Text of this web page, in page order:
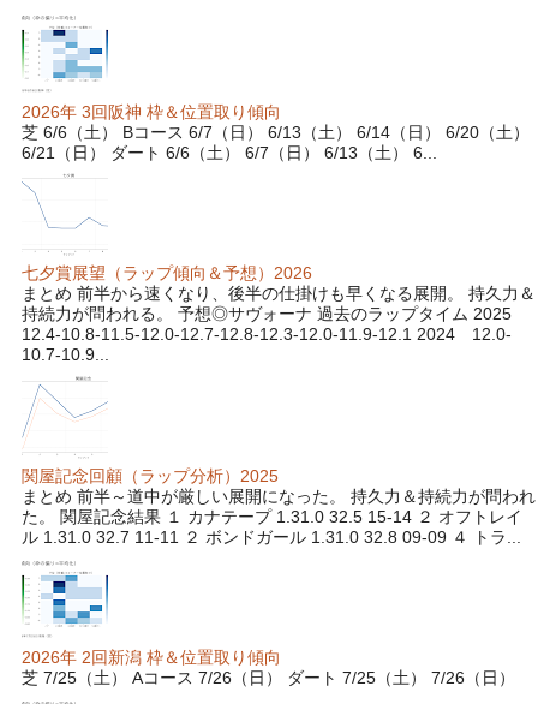
2026年 3回阪神 枠＆位置取り傾向
芝 6/6（土） Bコース 6/7（日） 6/13（土） 6/14（日） 6/20（土）
6/21（日） ダート 6/6（土） 6/7（日） 6/13（土） 6...
七夕賞展望（ラップ傾向＆予想）2026
まとめ 前半から速くなり、後半の仕掛けも早くなる展開。 持久力＆
持続力が問われる。 予想◎サヴォーナ 過去のラップタイム 2025
12.4-10.8-11.5-12.0-12.7-12.8-12.3-12.0-11.9-12.1 2024 12.0-
10.7-10.9...
関屋記念回顧（ラップ分析）2025
まとめ 前半～道中が厳しい展開になった。 持久力＆持続力が問われ
た。 関屋記念結果 １ カナテープ 1.31.0 32.5 15-14 ２ オフトレイ
ル 1.31.0 32.7 11-11 ２ ボンドガール 1.31.0 32.8 09-09 ４ トラ...
2026年 2回新潟 枠＆位置取り傾向
芝 7/25（土） Aコース 7/26（日） ダート 7/25（土） 7/26（日）